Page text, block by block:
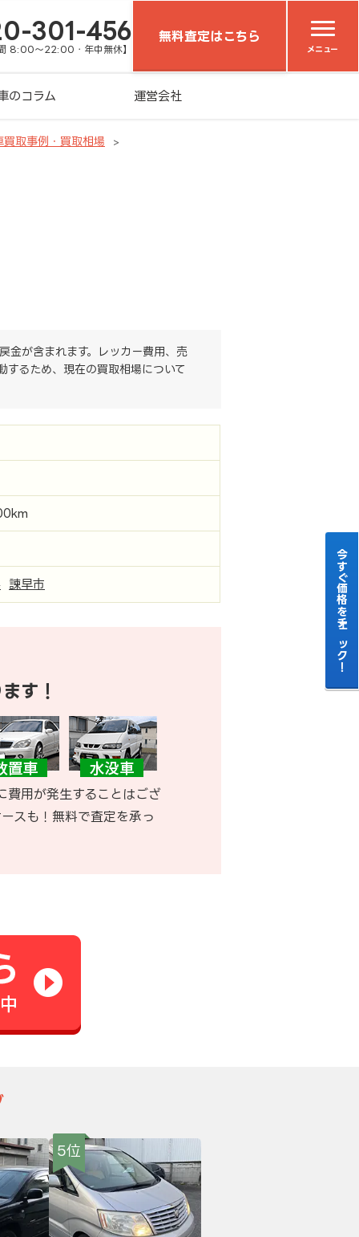
301-456
8:00～22:00・年中無休】
無料査定はこちら
メニュー
のコラム 運営会社
取事例・買取相場
金が含まれます。レッカー費用、売
するため、現在の買取相場について
諫早市
す！
費用が発生することはござ
スも！無料で査定を承っ
5位
今すぐ価格をチェック！